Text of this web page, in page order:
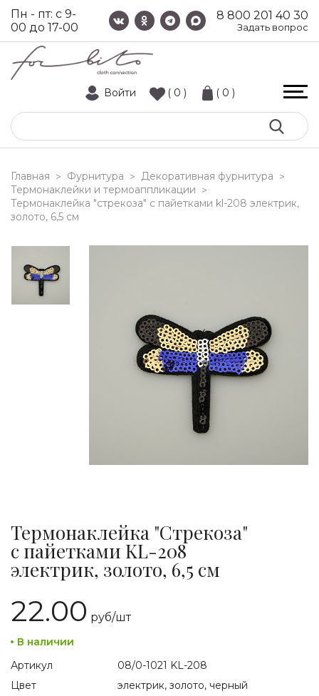
8 800 201 40 30
Задать вопрос
Пн - пт: с 9-
00 до 17-00
Войти ( 0 ) ( 0 )
Главная > Фурнитура > Декоративная фурнитура >
Термонаклейки и термоаппликации >
термонаклейка "стрекоза" с пайетками kl-208 электрик,
золото, 6,5 см
Термонаклейка "Стрекоза"
с пайетками KL-208
электрик, золото, 6,5 см
22.00 руб/шт
В наличии
Артикул
08/0-1021 KL-208
Цвет
электрик, золото, черный